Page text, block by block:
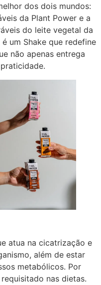
dos dois mundos:
da Plant Power e a
do leite vegetal da
um Shake que redefine
não apenas entrega
atua na cicatrização e
além de estar
metabólicos. Por
nas dietas.